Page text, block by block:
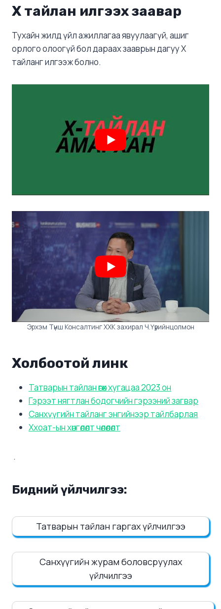
Х тайлан илгээх заавар
Тухайн жилд үйл ажиллагаа явуулаагүй, ашиг
орлого олоогүй бол дараах зааврын дагуу Х
тайланг илгээж болно.
Эрхэм Түнш Консалтинг ХХК захирал Ч.Үүрийнцолмон
Холбоотой линк
Татварын тайлан өгөх хугацаа 2023 он
Гэрээт нягтлан бодогчийн гэрээний загвар
Санхүүгийн тайланг энгийнээр тайлбарлая
Ххоат-ын хөнгөлөлт чөлөөлөлт
.
Бидний үйлчилгээ:
Татварын тайлан гаргах үйлчилгээ
Санхүүгийн журам боловсруулах
үйлчилгээ